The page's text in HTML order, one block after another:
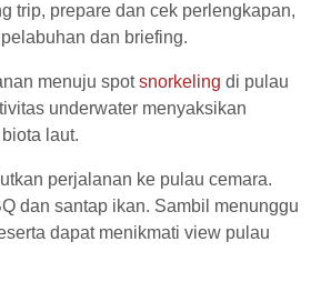
trip, prepare dan cek perlengkapan,
dan briefing.
menuju spotsnorkeling di pulau
underwater menyaksikan
laut.
perjalanan ke pulau cemara.
dan santap ikan. Sambil menunggu
dapat menikmati view pulau